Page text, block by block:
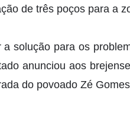
de três poços para a
a solução para os
anunciou aos
do povoado Zé